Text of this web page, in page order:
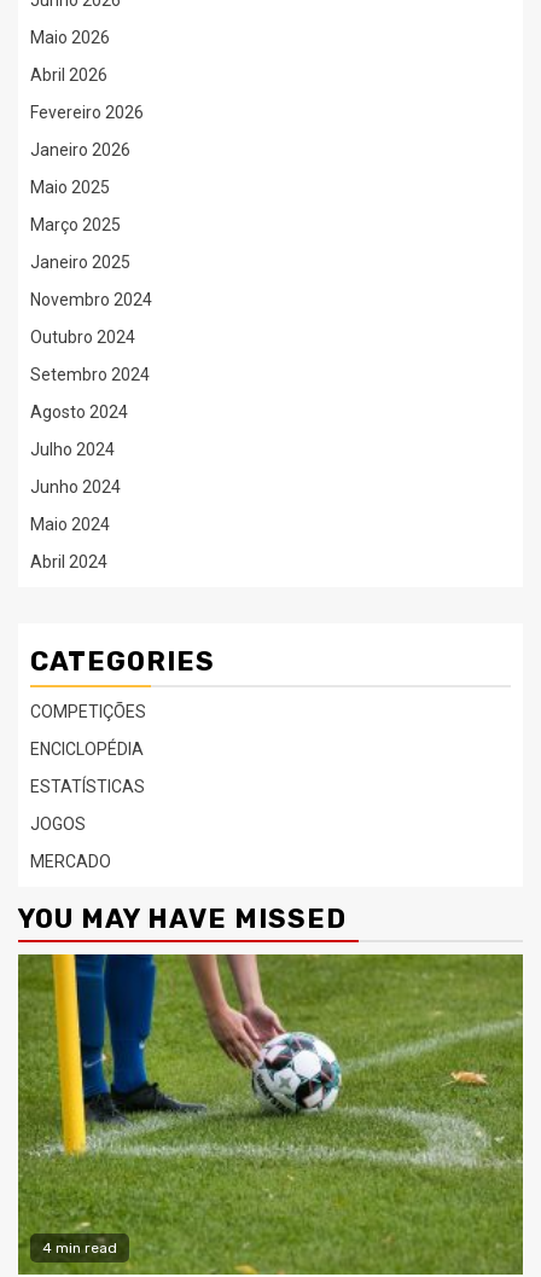
Maio 2026
Abril 2026
Fevereiro 2026
Janeiro 2026
Maio 2025
Março 2025
Janeiro 2025
Novembro 2024
Outubro 2024
Setembro 2024
Agosto 2024
Julho 2024
Junho 2024
Maio 2024
Abril 2024
CATEGORIES
COMPETIÇÕES
ENCICLOPÉDIA
ESTATÍSTICAS
JOGOS
MERCADO
YOU MAY HAVE MISSED
4 min read